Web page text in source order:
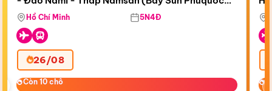
Bay Sun Phuquoc Airways
Airways)
Hồ Chí Minh 5N4Đ
26/08
Còn 10 chỗ
Còn 10 chỗ